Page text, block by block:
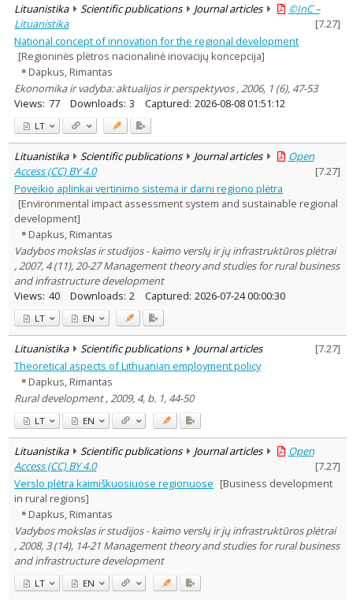
Lituanistika Scientific publications Journal articles
©InC –
Lituanistika
[7.27]
National concept of innovation for the regional development
[Regioninės plėtros nacionalinė inovacijų koncepcija]
Dapkus, Rimantas
Ekonomika ir vadyba: aktualijos ir perspektyvos , 2006, 1 (6), 47-53
Views: 77 Downloads: 3 Captured: 2026-08-08 01:51:12
LT
Lituanistika Scientific publications Journal articles
Open
Access (CC) BY 4.0
[7.27]
Poveikio aplinkai vertinimo sistema ir darni regiono plėtra
[Environmental impact assessment system and sustainable regional
development]
Dapkus, Rimantas
Vadybos mokslas ir studijos - kaimo verslų ir jų infrastruktūros plėtrai
, 2007, 4 (11), 20-27 Management theory and studies for rural business
and infrastructure development
Views: 40 Downloads: 2 Captured: 2026-07-24 00:00:30
LT EN
Lituanistika Scientific publications Journal articles [7.27]
Theoretical aspects of Lithuanian employment policy
Dapkus, Rimantas
Rural development , 2009, 4, b. 1, 44-50
LT EN
Lituanistika Scientific publications Journal articles
Open
Access (CC) BY 4.0
[7.27]
Verslo plėtra kaimiškuosiuose regionuose [Business development
in rural regions]
Dapkus, Rimantas
Vadybos mokslas ir studijos - kaimo verslų ir jų infrastruktūros plėtrai
, 2008, 3 (14), 14-21 Management theory and studies for rural business
and infrastructure development
LT EN